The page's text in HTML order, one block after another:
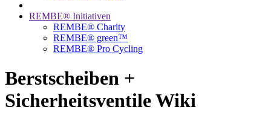
REMBE® Initiativen
REMBE® Charity
REMBE® green™
REMBE® Pro Cycling
Berstscheiben +
Sicherheitsventile Wiki